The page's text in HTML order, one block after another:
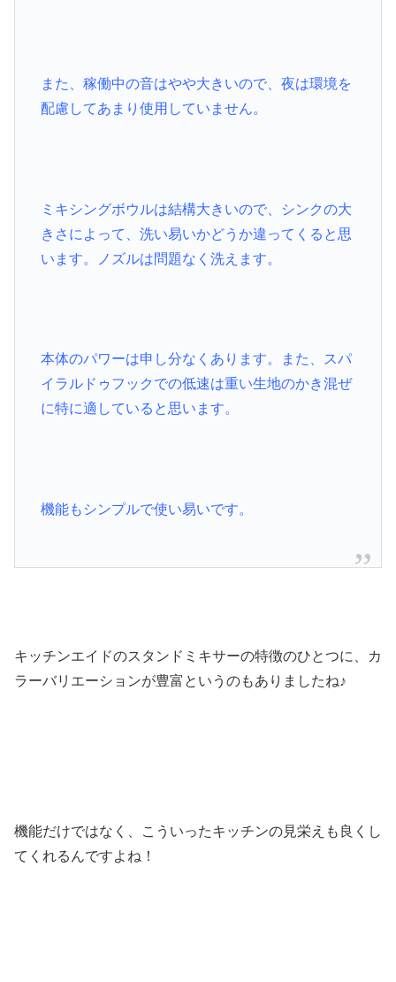
また、稼働中の音はやや大きいので、夜は環境を
配慮してあまり使用していません。
ミキシングボウルは結構大きいので、シンクの大
きさによって、洗い易いかどうか違ってくると思
います。ノズルは問題なく洗えます。
本体のパワーは申し分なくあります。また、スパ
イラルドゥフックでの低速は重い生地のかき混ぜ
に特に適していると思います。
機能もシンプルで使い易いです。
キッチンエイドのスタンドミキサーの特徴のひとつに、カ
ラーバリエーションが豊富というのもありましたね♪
機能だけではなく、こういったキッチンの見栄えも良くし
てくれるんですよね！